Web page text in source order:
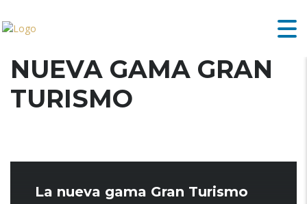
NUEVA GAMA GRAN
TURISMO
La nueva gama Gran Turismo